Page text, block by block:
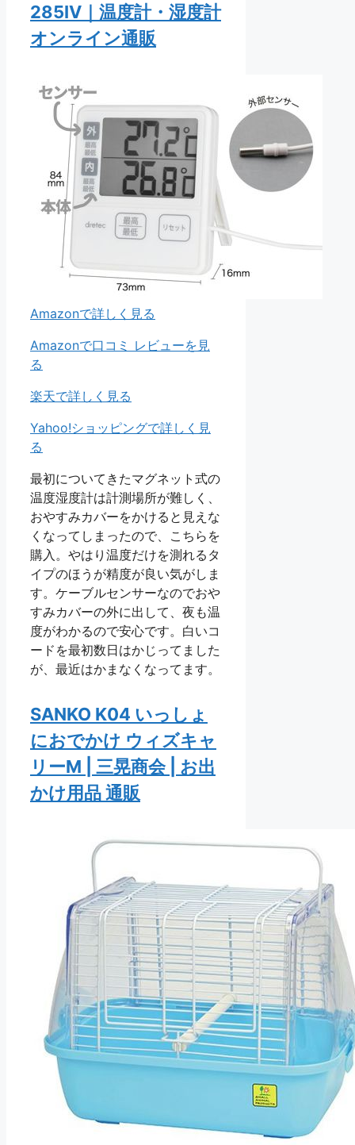
285IV｜温度計・湿度計
オンライン通販
Amazonで詳しく見る
Amazonで口コミ レビューを見
る
楽天で詳しく見る
Yahoo!ショッピングで詳しく見
る
最初についてきたマグネット式の
温度湿度計は計測場所が難しく、
おやすみカバーをかけると見えな
くなってしまったので、こちらを
購入。やはり温度だけを測れるタ
イプのほうが精度が良い気がしま
す。ケーブルセンサーなのでおや
すみカバーの外に出して、夜も温
度がわかるので安心です。白いコ
ードを最初数日はかじってました
が、最近はかまなくなってます。
SANKO K04 いっしょ
におでかけ ウィズキャ
リーM | 三晃商会 | お出
かけ用品 通販